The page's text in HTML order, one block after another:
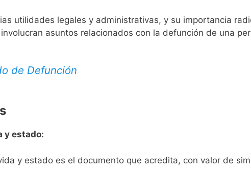
utilidades legales y administrativas, y su importancia
asuntos relacionados con la defunción de una
de Defunción
y estado:
y estado es el documento que acredita, con valor de